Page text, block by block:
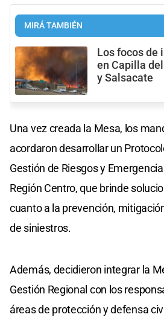
MIRÁ TAMBIÉN
Los focos de
en Capilla
y Salsacate
Una vez creada la Mesa, los
acordaron desarrollar un
Gestión de Riesgos y
Región Centro, que brinde
cuanto a la prevención,
de siniestros.
Además, decidieron integrar la
Gestión Regional con los
áreas de protección y defensa